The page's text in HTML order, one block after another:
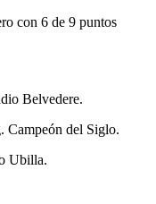
con 6 de 9 puntos
Belvedere.
Campeón del Siglo.
Ubilla.